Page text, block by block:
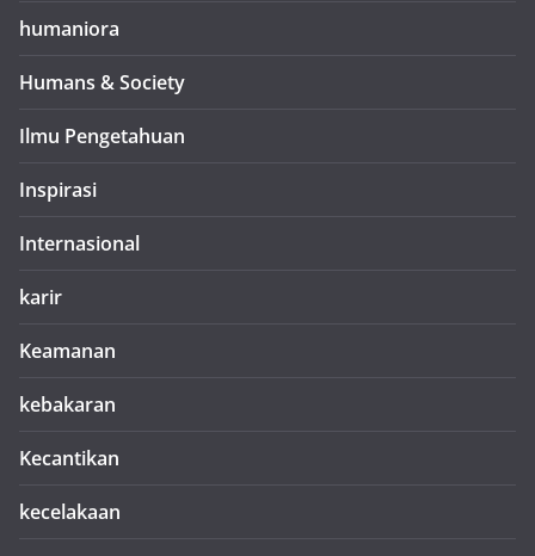
humaniora
Humans & Society
Ilmu Pengetahuan
Inspirasi
Internasional
karir
Keamanan
kebakaran
Kecantikan
kecelakaan